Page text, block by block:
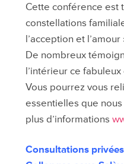
Cette conférence est
constellations
l’acception et
De nombreux
l’intérieur ce
Vous pourrez vous
essentielles que
plus d’informations
Consultations